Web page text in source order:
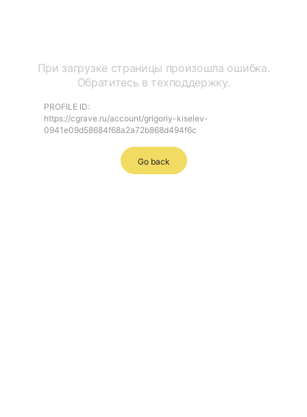
При загрузке страницы произошла ошибка.
Обратитесь в техподдержку.
PROFILE ID:
https://cgrave.ru/account/grigoriy-kiselev-
0941e09d58684f68a2a72b868d494f6c
Go back